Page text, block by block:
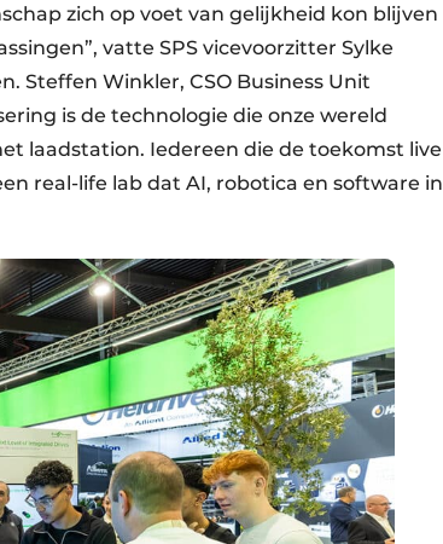
zich op voet van gelijkheid kon blijven
vatte SPS vicevoorzitter Sylke
Steffen Winkler, CSO Business Unit
is de technologie die onze wereld
laadstation. Iedereen die de toekomst live
real-life lab dat AI, robotica en software in